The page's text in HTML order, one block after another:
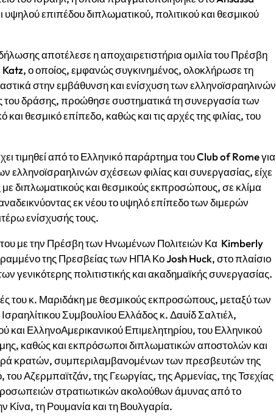
επιπέδου διπλωματικού, πολιτικού και θεσμικού
αποτέλεσε η αποχαιρετιστήρια ομιλία του Πρέσβη
ο οποίος, εμφανώς συγκινημένος, ολοκλήρωσε τη
στην εμβάθυνση και ενίσχυση των ελληνοϊσραηλινών
δράσης, προώθησε συστηματικά τη συνεργασία των
και θεσμικό επίπεδο, καθώς και τις αρχές της φιλίας, του
τιμηθεί από το Ελληνικό παράρτημα του Club of Rome για
σχέσεων φιλίας και συνεργασίας, είχε
με διπλωματικούς και θεσμικούς εκπροσώπους, σε κλίμα
εκ νέου το υψηλό επίπεδο των διμερών
ενίσχυσής τους.
του με την Πρέσβη των Ηνωμένων Πολιτειών Κα Kimberly
της Πρεσβείας των ΗΠΑ Κο Josh Huck, στο πλαίσιο
γενικότερης πολιτιστικής και ακαδημαϊκής συνεργασίας.
του κ. Μαριδάκη με θεσμικούς εκπροσώπους, μεταξύ των
Συμβουλίου Ελλάδος κ. Δαυίδ Σαλτιέλ,
και ΕλληνοΑμερικανικού Επιμελητηρίου, του Ελληνικού
καθώς και εκπρόσωποι διπλωματικών αποστολών και
κρατών, συμπεριλαμβανομένων των πρεσβευτών της
Αζερμπαϊτζάν, της Γεωργίας, της Αρμενίας, της Τσεχίας
στρατιωτικών ακολούθων άμυνας από το
Κίνα, τη Ρουμανία και τη Βουλγαρία.